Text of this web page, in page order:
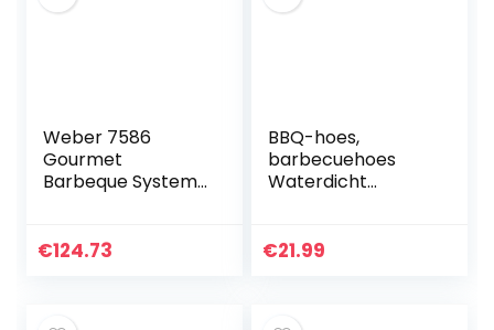
Weber 7586
Gourmet
Barbeque System
€124.73
BBQ-hoes,
barbecuehoes
Waterdicht
grillhoes – Oxford-
€21.99